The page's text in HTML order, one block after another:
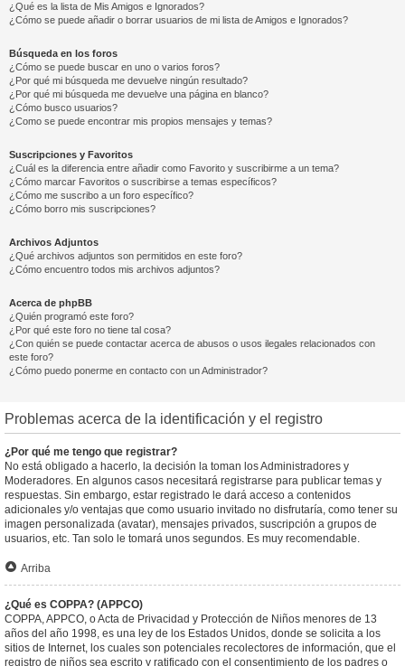
¿Qué es la lista de Mis Amigos e Ignorados?
¿Cómo se puede añadir o borrar usuarios de mi lista de Amigos e Ignorados?
Búsqueda en los foros
¿Cómo se puede buscar en uno o varios foros?
¿Por qué mi búsqueda me devuelve ningún resultado?
¿Por qué mi búsqueda me devuelve una página en blanco?
¿Cómo busco usuarios?
¿Como se puede encontrar mis propios mensajes y temas?
Suscripciones y Favoritos
¿Cuál es la diferencia entre añadir como Favorito y suscribirme a un tema?
¿Cómo marcar Favoritos o suscribirse a temas específicos?
¿Cómo me suscribo a un foro específico?
¿Cómo borro mis suscripciones?
Archivos Adjuntos
¿Qué archivos adjuntos son permitidos en este foro?
¿Cómo encuentro todos mis archivos adjuntos?
Acerca de phpBB
¿Quién programó este foro?
¿Por qué este foro no tiene tal cosa?
¿Con quién se puede contactar acerca de abusos o usos ilegales relacionados con
este foro?
¿Cómo puedo ponerme en contacto con un Administrador?
Problemas acerca de la identificación y el registro
¿Por qué me tengo que registrar?
No está obligado a hacerlo, la decisión la toman los Administradores y
Moderadores. En algunos casos necesitará registrarse para publicar temas y
respuestas. Sin embargo, estar registrado le dará acceso a contenidos
adicionales y/o ventajas que como usuario invitado no disfrutaría, como tener su
imagen personalizada (avatar), mensajes privados, suscripción a grupos de
usuarios, etc. Tan solo le tomará unos segundos. Es muy recomendable.
Arriba
¿Qué es COPPA? (APPCO)
COPPA, APPCO, o Acta de Privacidad y Protección de Niños menores de 13
años del año 1998, es una ley de los Estados Unidos, donde se solicita a los
sitios de Internet, los cuales son potenciales recolectores de información, que el
registro de niños sea escrito y ratificado con el consentimiento de los padres o